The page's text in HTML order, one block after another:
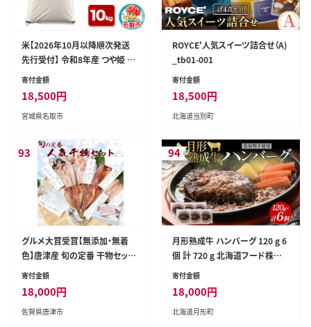
米【2026年10月以降順次発送
先行受付】 令和8年産 つや姫 10
kg×1袋【白米】至極の一杯 こだ
ァータ つや姫 ブランド米 お米
白米 精米 米どころ 宮城]
寄付金額
18,500円
宮城県名取市
ROYCE'人気スイーツ詰合せ（A)
_tb01-001
寄付金額
18,500円
北海道当別町
93
グルメ大賞受賞【無添加・無着
色】唐津産 旬の定番 干物セット
唐津産 旬サバ干物 旬サバみりん
(旬の白身魚干物) 呼子イカ スル
メイカ一夜干し トロあじ開き 6
寄付金額
18,000円
佐賀県唐津市
94
月形熟成牛 ハンバーグ 120 g 6
個 計 720 g 北海道フード株式
会社 添加物不使用 熟成肉 冷凍
肉 お弁当 ランチ 昼食 夕食 おか
ず 惣菜 バーベキュー 焼肉 キャ
寄付金額
18,000円
北海道月形町